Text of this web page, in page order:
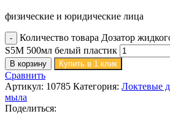
физические и юридические лица
Количество товара Дозатор
S5M 500мл белый пластик
В корзину Купить в 1 клик
Сравнить
Артикул: 10785 Категория: Локтевые
мыла
Поделиться: